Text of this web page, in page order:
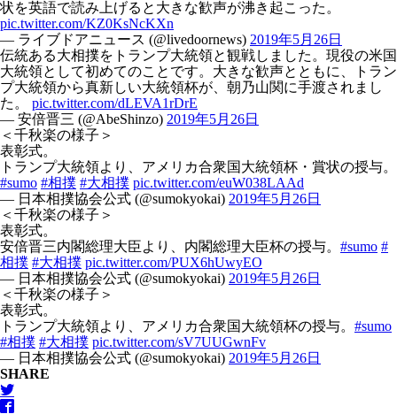
状を英語で読み上げると大きな歓声が沸き起こった。
pic.twitter.com/KZ0KsNcKXn
— ライブドアニュース (@livedoornews) 2019年5月26日
伝統ある大相撲をトランプ大統領と観戦しました。現役の米国
大統領として初めてのことです。大きな歓声とともに、トラン
プ大統領から真新しい大統領杯が、朝乃山関に手渡されまし
た。 pic.twitter.com/dLEVA1rDrE
— 安倍晋三 (@AbeShinzo) 2019年5月26日
＜千秋楽の様子＞
表彰式。
トランプ大統領より、アメリカ合衆国大統領杯・賞状の授与。
#sumo #相撲 #大相撲 pic.twitter.com/euW038LAAd
— 日本相撲協会公式 (@sumokyokai) 2019年5月26日
＜千秋楽の様子＞
表彰式。
安倍晋三内閣総理大臣より、内閣総理大臣杯の授与。 #sumo #
相撲 #大相撲 pic.twitter.com/PUX6hUwyEO
— 日本相撲協会公式 (@sumokyokai) 2019年5月26日
＜千秋楽の様子＞
表彰式。
トランプ大統領より、アメリカ合衆国大統領杯の授与。 #sumo
#相撲 #大相撲 pic.twitter.com/sV7UUGwnFv
— 日本相撲協会公式 (@sumokyokai) 2019年5月26日
SHARE